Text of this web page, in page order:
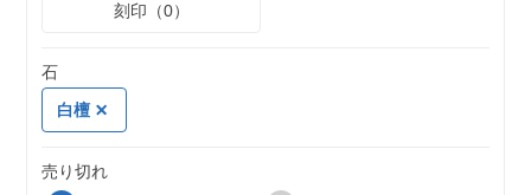
刻印（0）
石
白檀
売り切れ